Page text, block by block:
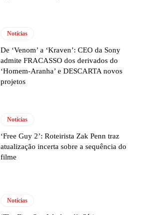
Notícias
De ‘Venom’ a ‘Kraven’: CEO da Sony
admite FRACASSO dos derivados do
‘Homem-Aranha’ e DESCARTA novos
projetos
Notícias
‘Free Guy 2’: Roteirista Zak Penn traz
atualização incerta sobre a sequência do
filme
Notícias